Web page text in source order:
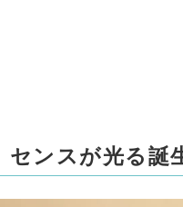
センスが光る誕